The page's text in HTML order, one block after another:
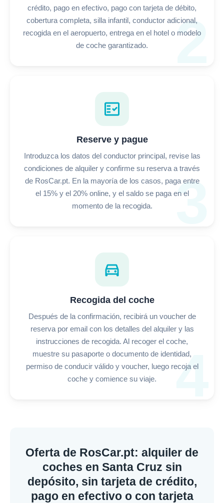
2
crédito, pago en efectivo, pago con tarjeta de débito,
cobertura completa, silla infantil, conductor adicional,
recogida en el aeropuerto, entrega en el hotel o modelo
de coche garantizado.
3
fact_check
Reserve y pague
Introduzca los datos del conductor principal, revise las
condiciones de alquiler y confirme su reserva a través
de RosCar.pt. En la mayoría de los casos, paga entre
el 15% y el 20% online, y el saldo se paga en el
momento de la recogida.
4
directions_car
Recogida del coche
Después de la confirmación, recibirá un voucher de
reserva por email con los detalles del alquiler y las
instrucciones de recogida. Al recoger el coche,
muestre su pasaporte o documento de identidad,
permiso de conducir válido y voucher, luego recoja el
coche y comience su viaje.
Oferta de RosCar.pt: alquiler de
coches en Santa Cruz sin
depósito, sin tarjeta de crédito,
pago en efectivo o con tarjeta